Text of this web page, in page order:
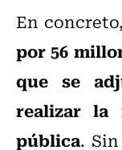
En concreto,
por 56
que se
realizar la
pública.